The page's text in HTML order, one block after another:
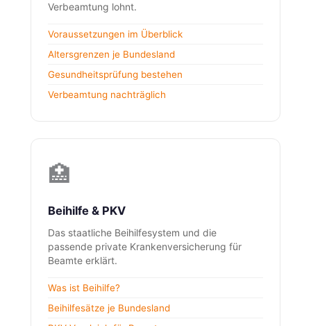
Verbeamtung lohnt.
Voraussetzungen im Überblick
Altersgrenzen je Bundesland
Gesundheitsprüfung bestehen
Verbeamtung nachträglich
🏥
Beihilfe & PKV
Das staatliche Beihilfesystem und die
passende private Krankenversicherung für
Beamte erklärt.
Was ist Beihilfe?
Beihilfesätze je Bundesland